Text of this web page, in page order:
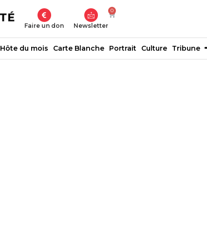
Faire un don Newsletter
0
Hôte du mois Carte Blanche Portrait Culture Tribune